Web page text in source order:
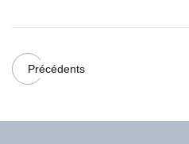
Précédents